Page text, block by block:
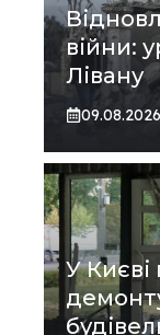
війни:
Лівану
09.08.2026
У